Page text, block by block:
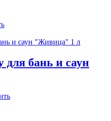
для бань и саун